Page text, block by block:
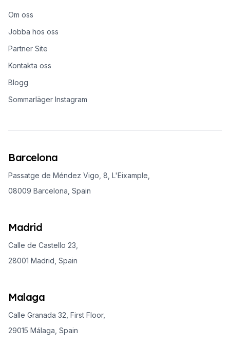
Om oss
Jobba hos oss
Partner Site
Kontakta oss
Blogg
Sommarläger Instagram
Barcelona
Passatge de Méndez Vigo, 8, L'Eixample,
08009 Barcelona, Spain
Madrid
Calle de Castello 23,
28001 Madrid, Spain
Malaga
Calle Granada 32, First Floor,
29015 Málaga, Spain